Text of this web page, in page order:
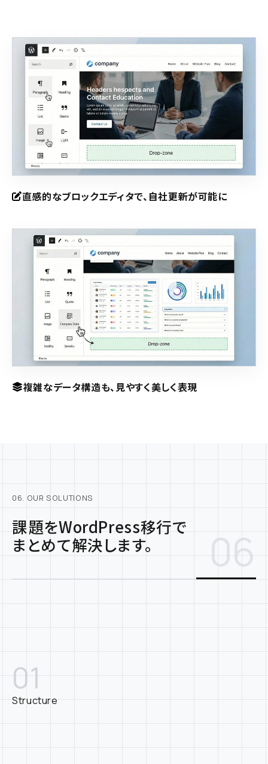
直感的なブロックエディタで、自社更新が可能に
複雑なデータ構造も、見やすく美しく表現
06. OUR SOLUTIONS
課題をWordPress移行で
まとめて解決します。
06
01
Structure